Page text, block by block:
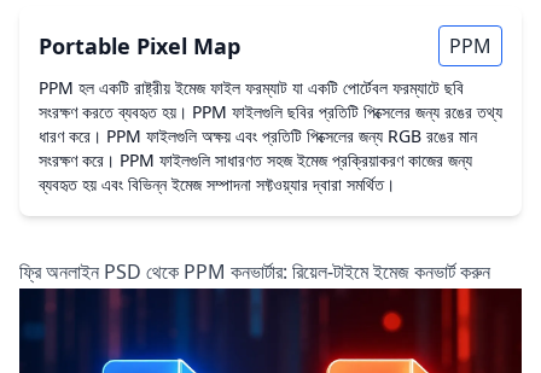
Portable Pixel Map PPM
PPM হল একটি রাষ্ট্রীয় ইমেজ ফাইল ফরম্যাট যা একটি পোর্টেবল ফরম্যাটে ছবি
সংরক্ষণ করতে ব্যবহৃত হয়। PPM ফাইলগুলি ছবির প্রতিটি পিক্সেলের জন্য রঙের তথ্য
ধারণ করে। PPM ফাইলগুলি অক্ষয় এবং প্রতিটি পিক্সেলের জন্য RGB রঙের মান
সংরক্ষণ করে। PPM ফাইলগুলি সাধারণত সহজ ইমেজ প্রক্রিয়াকরণ কাজের জন্য
ব্যবহৃত হয় এবং বিভিন্ন ইমেজ সম্পাদনা সফ্টওয়্যার দ্বারা সমর্থিত।
ফ্রি অনলাইন PSD থেকে PPM কনভার্টার: রিয়েল-টাইমে ইমেজ কনভার্ট করুন